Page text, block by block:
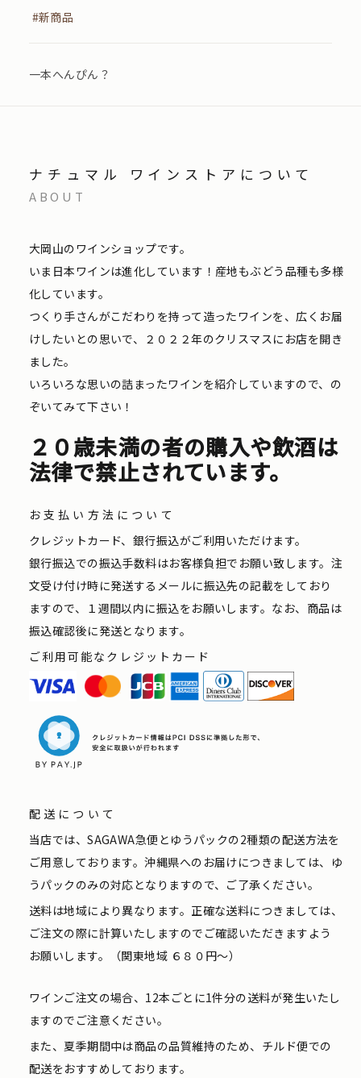
#新商品
一本へんぴん？
ナチュマル ワインストアについて
ABOUT
大岡山のワインショップです。
いま日本ワインは進化しています！産地もぶどう品種も多様
化しています。
つくり手さんがこだわりを持って造ったワインを、広くお届
けしたいとの思いで、２０２２年のクリスマスにお店を開き
ました。
いろいろな思いの詰まったワインを紹介していますので、の
ぞいてみて下さい！
２０歳未満の者の購入や飲酒は
法律で禁止されています。
お支払い方法について
クレジットカード、銀行振込がご利用いただけます。
銀行振込での振込手数料はお客様負担でお願い致します。注
文受け付け時に発送するメールに振込先の記載をしており
ますので、１週間以内に振込をお願いします。なお、商品は
振込確認後に発送となります。
ご利用可能なクレジットカード
配送について
当店では、SAGAWA急便とゆうパックの2種類の配送方法を
ご用意しております。沖縄県へのお届けにつきましては、ゆ
うパックのみの対応となりますので、ご了承ください。
送料は地域により異なります。正確な送料につきましては、
ご注文の際に計算いたしますのでご確認いただきますよう
お願いします。（関東地域 ６８０円〜）
ワインご注文の場合、12本ごとに1件分の送料が発生いたし
ますのでご注意ください。
また、夏季期間中は商品の品質維持のため、チルド便での
配送をおすすめしております。